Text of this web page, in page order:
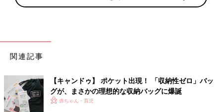
関連記事
【キャンドゥ】 ポケット出現！ 「収納性ゼロ」バッ
グが、まさかの理想的な収納バッグに爆誕
赤ちゃん・育児